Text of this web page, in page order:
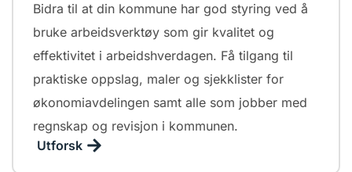
Bidra til at din kommune har god styring ved å
bruke arbeidsverktøy som gir kvalitet og
effektivitet i arbeidshverdagen. Få tilgang til
praktiske oppslag, maler og sjekklister for
økonomiavdelingen samt alle som jobber med
regnskap og revisjon i kommunen.
Utforsk